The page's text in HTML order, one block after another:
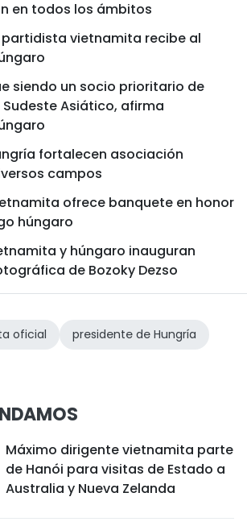
en todos los ámbitos
partidista vietnamita recibe al
siendo un socio prioritario de
Sudeste Asiático, afirma
fortalecen asociación
campos
ofrece banquete en honor
húngaro
y húngaro inauguran
de Bozoky Dezso
oficial presidente de Hungría
Máximo dirigente vietnamita parte
de Hanói para visitas de Estado a
Australia y Nueva Zelanda